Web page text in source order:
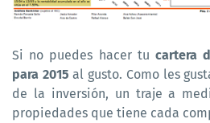
Si no puedes hacer tu cartera
para 2015 al gusto. Como les
de la inversión, un traje a
propiedades que tiene cada